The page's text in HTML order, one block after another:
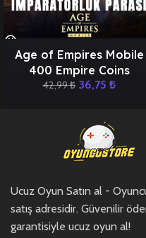
Age of Empires Mobile
400 Empire Coins
42,99₺ 36,75 ₺
Ucuz Oyun Satın al -
satış adresidir. Güvenilir
garantisiyle ucuz oyun al!